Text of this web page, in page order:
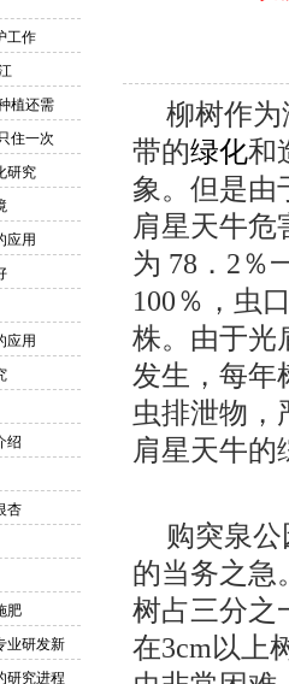
工作
植还需
住一次
研究
应用
应用
绍
杏
肥
业研发新
研究进程
柳树作
带的绿化和
象。但是由
肩星天牛危
为 78．2％
100％，虫
株。由于光
发生，每年
虫排泄物，
肩星天牛的
购突泉
的当务之急
树占三分之
在3cm以上